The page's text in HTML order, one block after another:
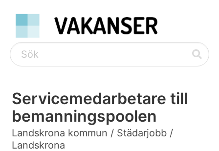
Servicemedarbetare till
bemanningspoolen
Landskrona kommun / Städarjobb /
Landskrona